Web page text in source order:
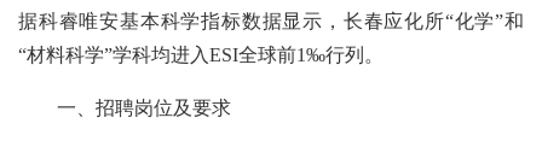
据科睿唯安基本科学指标数据显示，长春应化所“化学”和
“材料科学”学科均进入ESI全球前1‰行列。
一、招聘岗位及要求